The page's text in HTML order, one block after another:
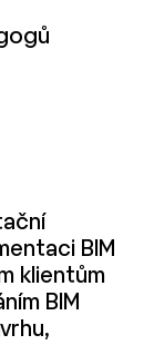
BIM
klientům
BIM